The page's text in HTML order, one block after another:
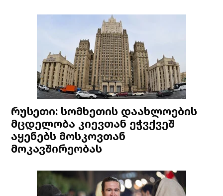
რუსეთი: სომხეთის დაახლოების
მცდელობა კიევთან ეჭვქვეშ
აყენებს მოსკოვთან
მოკავშირეობას